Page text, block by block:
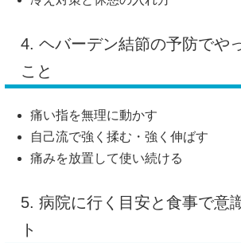
4. ヘバーデン結節の予防でや
こと
痛い指を無理に動かす
自己流で強く揉む・強く伸ばす
痛みを放置して使い続ける
5. 病院に行く目安と食事で意
ト